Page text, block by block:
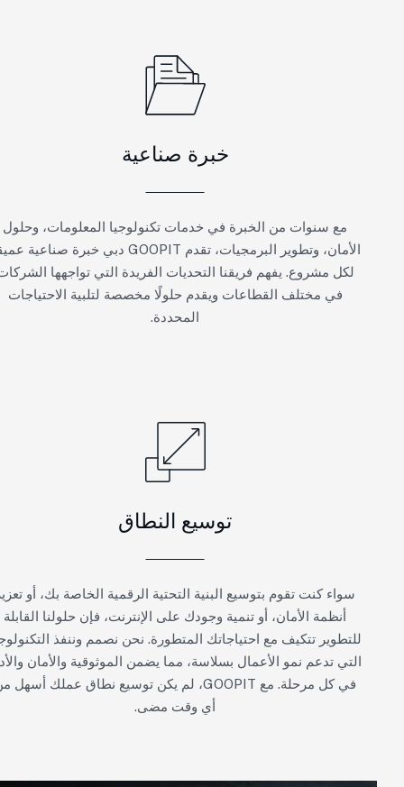
خبرة صناعية
مع سنوات من الخبرة في خدمات تكنولوجيا المعلومات، وحلول
الأمان، وتطوير البرمجيات، تقدم GOOPIT دبي خبرة صناعية عميقة
لكل مشروع. يفهم فريقنا التحديات الفريدة التي تواجهها الشركات
في مختلف القطاعات ويقدم حلولًا مخصصة لتلبية الاحتياجات
المحددة.
توسيع النطاق
سواء كنت تقوم بتوسيع البنية التحتية الرقمية الخاصة بك، أو تعزيز
أنظمة الأمان، أو تنمية وجودك على الإنترنت، فإن حلولنا القابلة
للتطوير تتكيف مع احتياجاتك المتطورة. نحن نصمم وننفذ التكنولوجيا
التي تدعم نمو الأعمال بسلاسة، مما يضمن الموثوقية والأمان والأداء
في كل مرحلة. مع GOOPIT، لم يكن توسيع نطاق عملك أسهل من
أي وقت مضى.